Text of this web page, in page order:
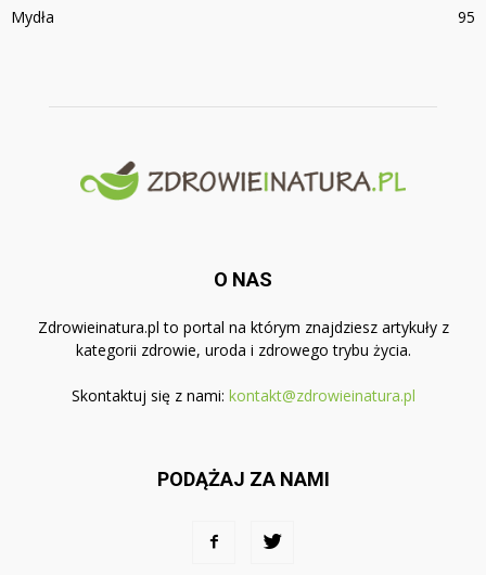
Mydła
95
O NAS
Zdrowieinatura.pl to portal na którym znajdziesz artykuły z
kategorii zdrowie, uroda i zdrowego trybu życia.
Skontaktuj się z nami: kontakt@zdrowieinatura.pl
PODĄŻAJ ZA NAMI